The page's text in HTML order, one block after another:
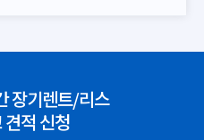
장기렌트/리스
견적 신청